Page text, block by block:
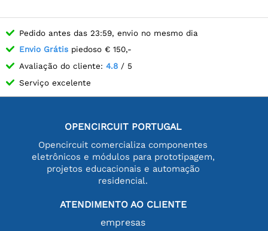
Pedido antes das 23:59, envio no mesmo dia
Envio Grátis piedoso € 150,-
Avaliação do cliente: 4.8 / 5
Serviço excelente
OPENCIRCUIT PORTUGAL
Opencircuit comercializa componentes
eletrônicos e módulos para prototipagem,
projetos educacionais e automação
residencial.
ATENDIMENTO AO CLIENTE
empresas